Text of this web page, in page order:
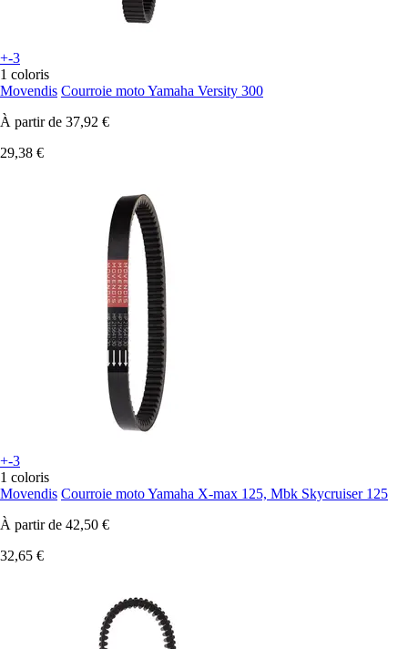
+-3
1 coloris
Movendis Courroie moto Yamaha Versity 300
À partir de 37,92 €
29,38 €
+-3
1 coloris
Movendis Courroie moto Yamaha X-max 125, Mbk Skycruiser 125
À partir de 42,50 €
32,65 €